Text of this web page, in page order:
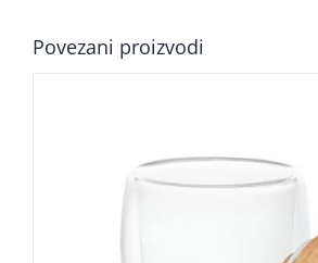
Povezani proizvodi